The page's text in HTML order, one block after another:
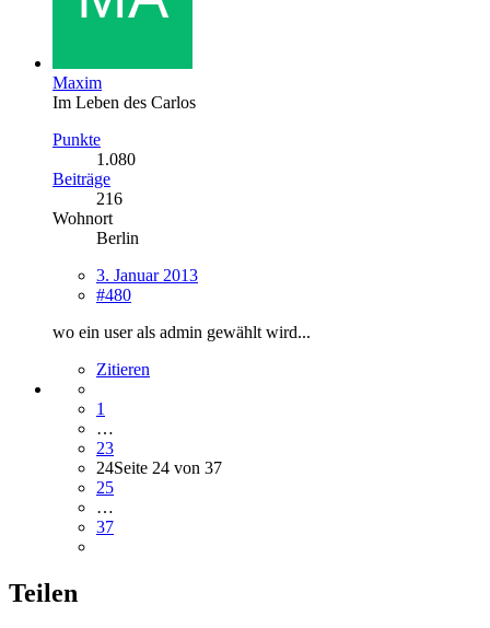
Maxim
Im Leben des Carlos
Punkte
1.080
Beiträge
216
Wohnort
Berlin
3. Januar 2013
#480
wo ein user als admin gewählt wird...
Zitieren
1
…
23
24Seite 24 von 37
25
…
37
Teilen